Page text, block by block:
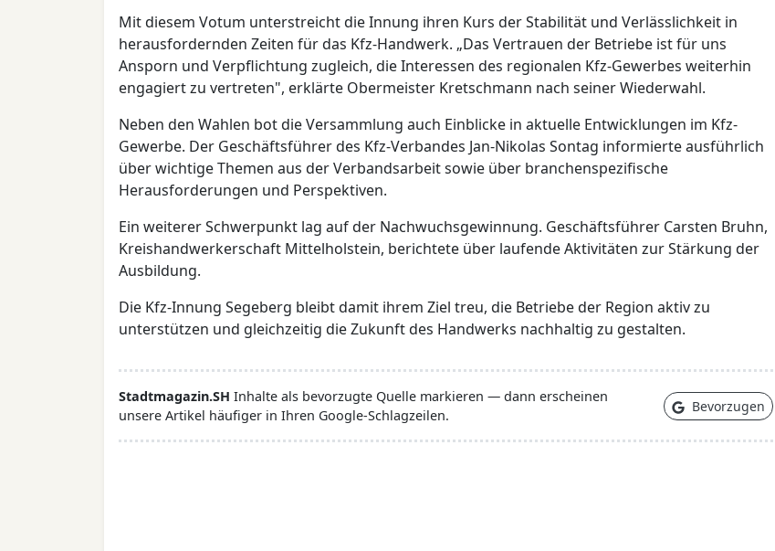
Mit diesem Votum unterstreicht die Innung ihren Kurs der Stabilität und Verlässlichkeit in
herausfordernden Zeiten für das Kfz-Handwerk. „Das Vertrauen der Betriebe ist für uns
Ansporn und Verpflichtung zugleich, die Interessen des regionalen Kfz-Gewerbes weiterhin
engagiert zu vertreten", erklärte Obermeister Kretschmann nach seiner Wiederwahl.
Neben den Wahlen bot die Versammlung auch Einblicke in aktuelle Entwicklungen im Kfz-
Gewerbe. Der Geschäftsführer des Kfz-Verbandes Jan-Nikolas Sontag informierte ausführlich
über wichtige Themen aus der Verbandsarbeit sowie über branchenspezifische
Herausforderungen und Perspektiven.
Ein weiterer Schwerpunkt lag auf der Nachwuchsgewinnung. Geschäftsführer Carsten Bruhn,
Kreishandwerkerschaft Mittelholstein, berichtete über laufende Aktivitäten zur Stärkung der
Ausbildung.
Die Kfz-Innung Segeberg bleibt damit ihrem Ziel treu, die Betriebe der Region aktiv zu
unterstützen und gleichzeitig die Zukunft des Handwerks nachhaltig zu gestalten.
Stadtmagazin.SH Inhalte als bevorzugte Quelle markieren — dann erscheinen
unsere Artikel häufiger in Ihren Google-Schlagzeilen.
Bevorzugen